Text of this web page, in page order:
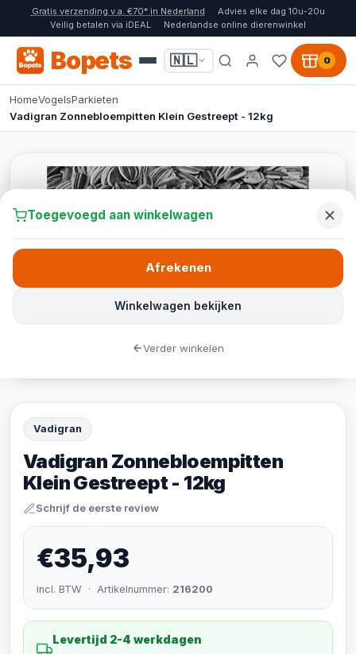
Gratis verzending v.a. €70* in Nederland
Advies elke dag 10u-20u
Veilig betalen via iDEAL
Nederlandse online dierenwinkel
Bopets 🇳🇱 0
HomeVogelsParkieten
Vadigran Zonnebloempitten Klein Gestreept - 12kg
Vadigran
Vadigran Zonnebloempitten
Klein Gestreept - 12kg
Schrijf de eerste review
€35,93
incl. BTW · Artikelnummer: 216200
Levertijd 2-4 werkdagen
Toegevoegd aan winkelwagen
Winkelwagen bekijken
Afrekenen
Verder winkelen